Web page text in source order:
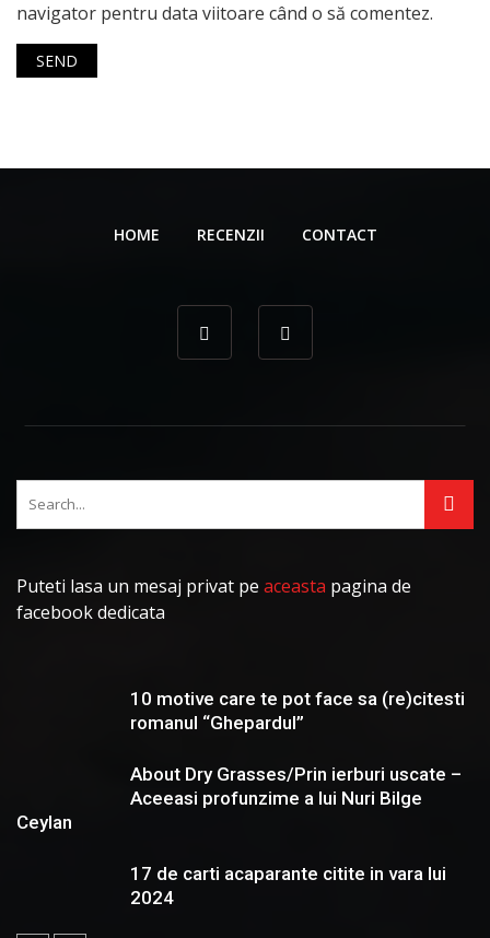
navigator pentru data viitoare când o să comentez.
HOME RECENZII CONTACT
Puteti lasa un mesaj privat pe aceasta pagina de
facebook dedicata
10 motive care te pot face sa (re)citesti
romanul “Ghepardul”
About Dry Grasses/Prin ierburi uscate –
Aceeasi profunzime a lui Nuri Bilge
Ceylan
17 de carti acaparante citite in vara lui
2024